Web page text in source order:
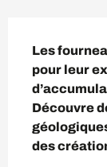
Les
pour leur
Découvre
des